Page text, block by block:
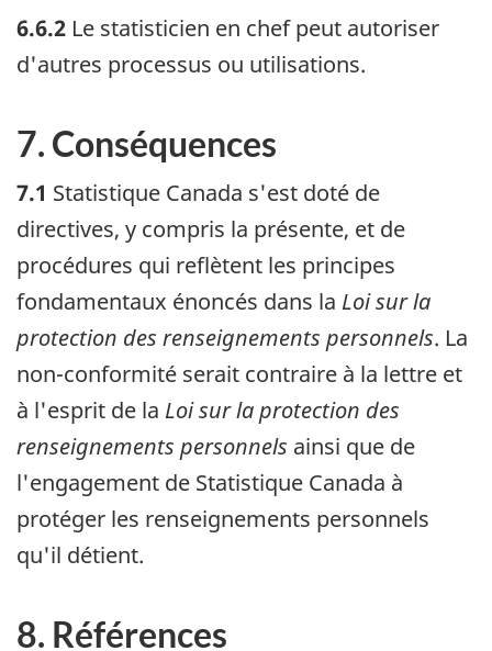
6.6.2 Le statisticien en chef peut autoriser
d'autres processus ou utilisations.
7. Conséquences
7.1 Statistique Canada s'est doté de
directives, y compris la présente, et de
procédures qui reflètent les principes
fondamentaux énoncés dans la Loi sur la
protection des renseignements personnels. La
non-conformité serait contraire à la lettre et
à l'esprit de la Loi sur la protection des
renseignements personnels ainsi que de
l'engagement de Statistique Canada à
protéger les renseignements personnels
qu'il détient.
8. Références